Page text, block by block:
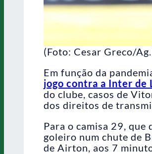
(Foto: Cesar Greco/
Em função da
jogo contra a Inter de
do clube, casos de
dos direitos de
Para o camisa 29,
goleiro num chute de
de Airton, aos 7